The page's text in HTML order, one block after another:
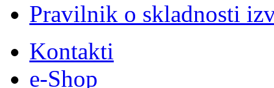
Pravilnik o skladnosti
Kontakti
e-Shop